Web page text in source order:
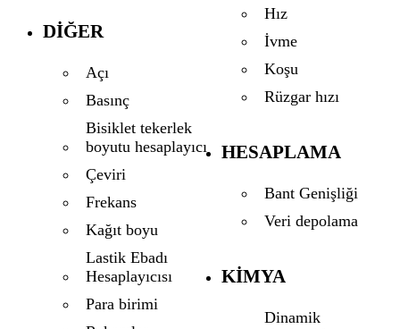
DIĞER
Açı
Basınç
Bisiklet tekerlek
boyutu hesaplayıcı
Çeviri
Frekans
Kağıt boyu
Lastik Ebadı
Hesaplayıcısı
Para birimi
Hız
İvme
Koşu
Rüzgar hızı
HESAPLAMA
Bant Genişliği
Veri depolama
KIMYA
Dinamik